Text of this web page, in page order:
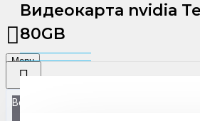
Menu
Везде
Видеокарта nvidia
80GB